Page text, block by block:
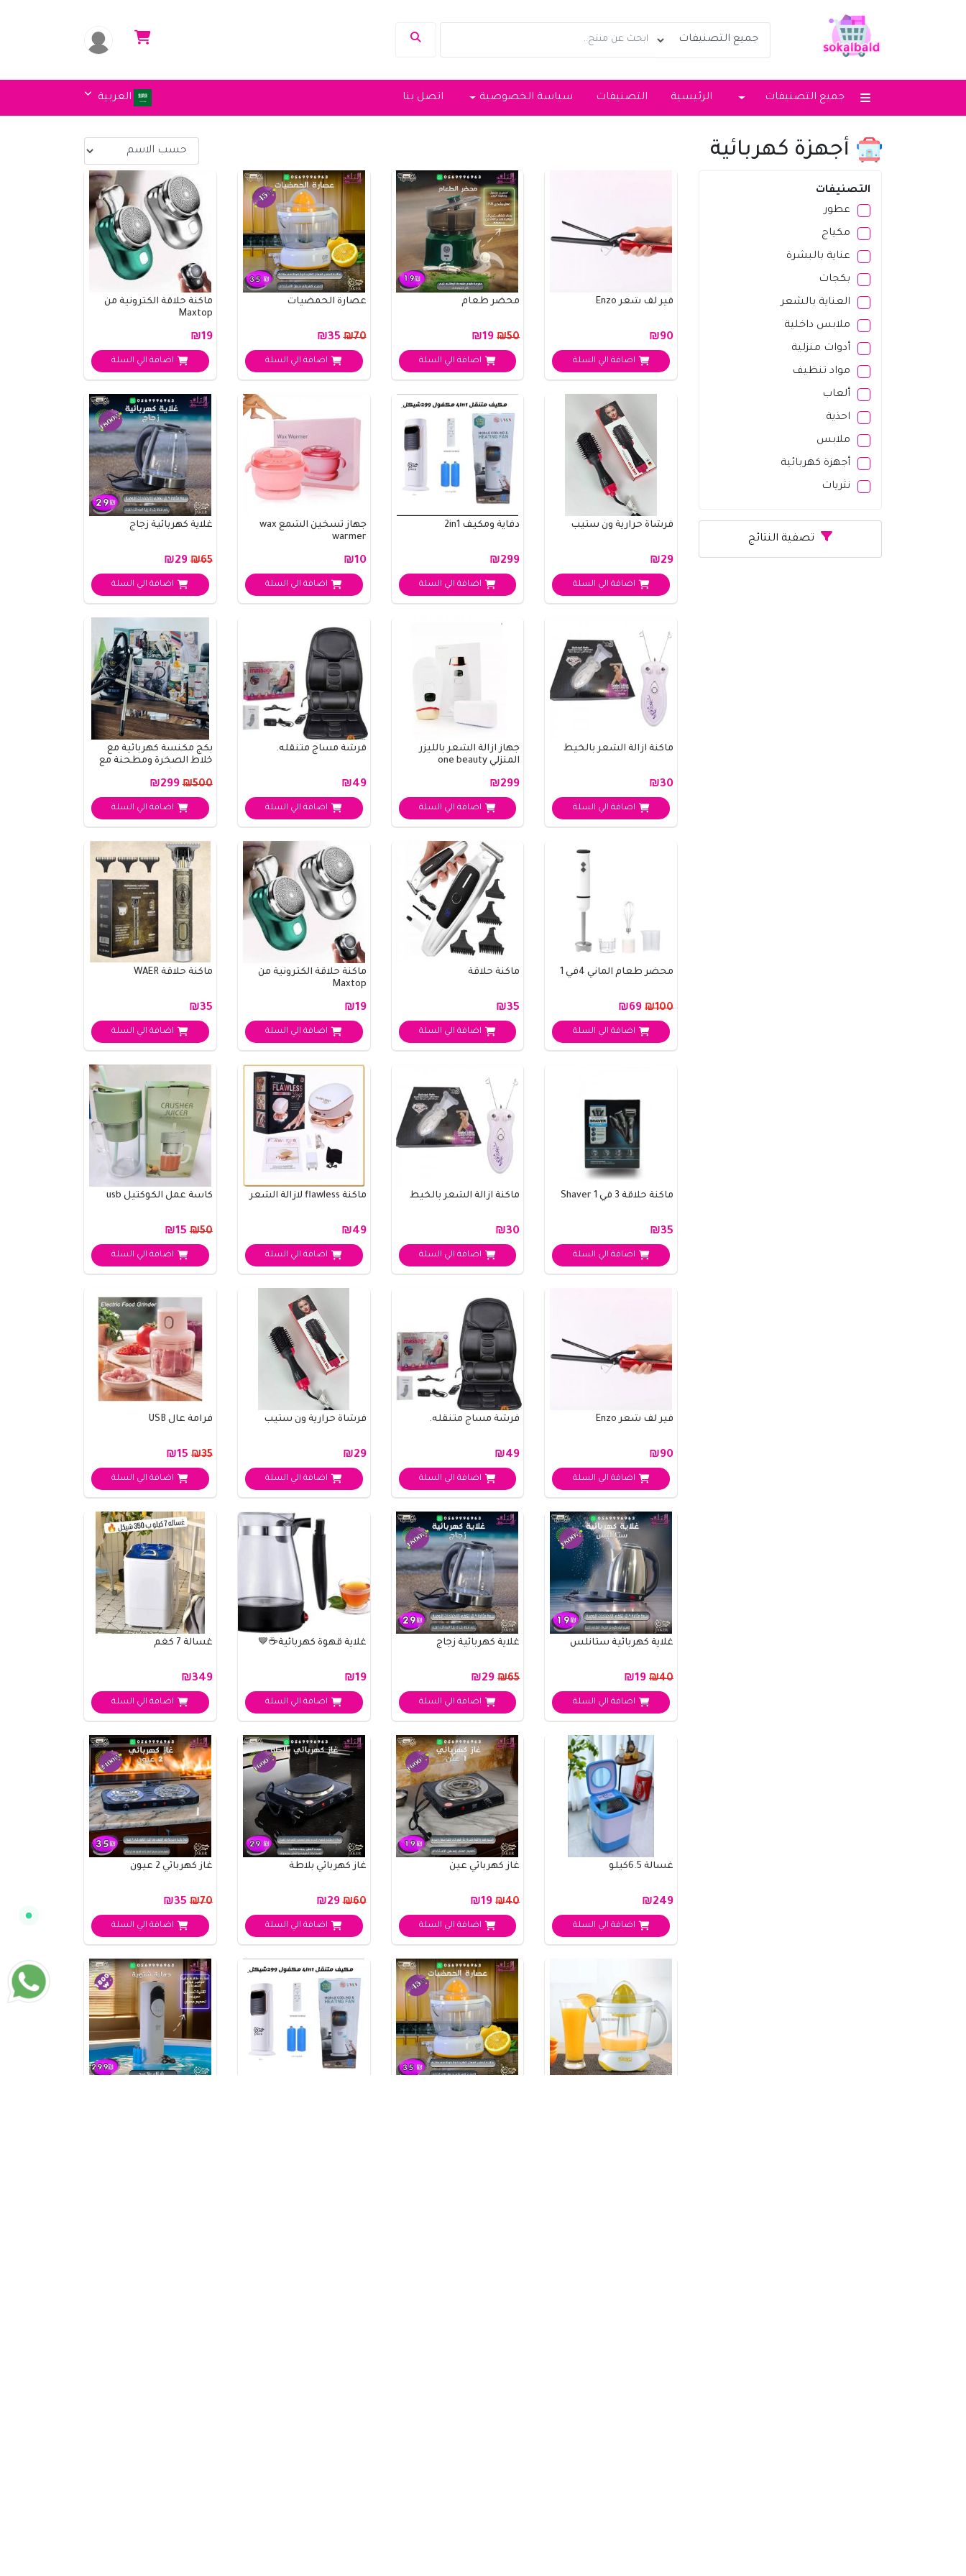
جميع التصنيفات الرئيسية التصنيفات سياسة الخصوصية اتصل بنا العربية
أجهزة كهربائية
التصنيفات
عطور
مكياج
عناية بالبشرة
بكجات
العناية بالشعر
ملابس داخلية
أدوات منزلية
مواد تنظيف
ألعاب
احذية
ملابس
أجهزة كهربائية
نثريات
تصفية النتائج
فير لف شعر Enzo
₪90
اضافة الي السلة
محضر طعام
₪50
₪19
اضافة الي السلة
عصارة الحمضيات
₪70
₪35
اضافة الي السلة
ماكنة حلاقة الكترونية من
Maxtop
₪19
اضافة الي السلة
فرشاة حرارية ون ستيب
₪29
اضافة الي السلة
دفاية ومكيف 2in1
₪299
اضافة الي السلة
جهاز تسخين الشمع wax
warmer
₪10
اضافة الي السلة
غلاية كهربائية زجاج
₪65
₪29
اضافة الي السلة
ماكنة ازالة الشعر بالخيط
₪30
اضافة الي السلة
جهاز ازالة الشعر بالليزر
المنزلي one beauty
₪299
اضافة الي السلة
فرشة مساج متنقله.
₪49
اضافة الي السلة
بكج مكنسة كهربائية مع
خلاط الصخرة ومطحنة مع
₪500
₪299
اضافة الي السلة
محضر طعام الماني 4في 1
₪100
اضافة الي السلة
ماكنة حلاقة
₪35
اضافة الي السلة
ماكنة حلاقة الكترونية من
Maxtop
₪19
اضافة الي السلة
ماكنة حلاقة WAER
₪35
اضافة الي السلة
ماكنة حلاقة 3 في 1 Shaver
₪35
اضافة الي السلة
ماكنة ازالة الشعر بالخيط
₪30
اضافة الي السلة
ماكنة flawless لازالة الشعر
₪49
اضافة الي السلة
كاسة عمل الكوكتيل usb
₪50
₪15
اضافة الي السلة
فير لف شعر Enzo
₪90
اضافة الي السلة
فرشة مساج متنقله.
₪49
اضافة الي السلة
فرشاة حرارية ون ستيب
₪29
اضافة الي السلة
فرامة عال USB
₪35
₪15
اضافة الي السلة
غلاية كهربائية ستانلس
₪40
اضافة الي السلة
غلاية كهربائية زجاج
₪65
₪29
اضافة الي السلة
غلاية قهوة كهربائية☕🤎
₪19
اضافة الي السلة
غسالة 7 كغم
₪349
اضافة الي السلة
غسالة 6.5كيلو
₪249
اضافة الي السلة
غاز كهربائي عين
₪40
₪19
اضافة الي السلة
غاز كهربائي بلاطة
₪60
₪29
اضافة الي السلة
غاز كهربائي 2 عيون
₪70
₪35
اضافة الي السلة
مساعد سوق البلد
متصل الآن
مرحباً 👋 أنا مساعدك الذكي في سوق البلد.
كيف يمكنني مساعدتك؟ اكتب لي عن المنتج
الذي تبحث عنه.